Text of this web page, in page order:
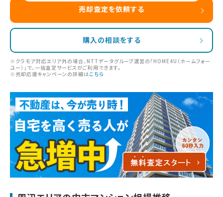
売却査定を依頼する
購入の相談をする
※クラモア対応エリア外の場合、NTTデータグループ運営の「HOME4U（ホームフォー
ユー）」で、一括査定サービスがご利用できます。
※売却応援キャンペーンの詳細はこちら